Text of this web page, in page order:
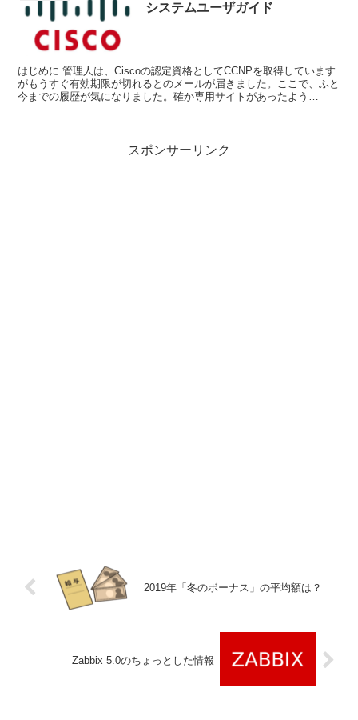
システムユーザガイド
はじめに 管理人は、Ciscoの認定資格としてCCNPを取得しています
がもうすぐ有効期限が切れるとのメールが届きました。ここで、ふと
今までの履歴が気になりました。確か専用サイトがあったよう
スポンサーリンク
2019年「冬のボーナス」の平均額は？
Zabbix 5.0のちょっとした情報